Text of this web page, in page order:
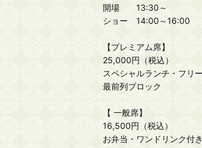
開場 13:30～
ショー 14:00～16:00
【プレミアム席】
25,000円（税込）
スペシャルランチ・フリ
最前列ブロック
【 一般席】
16,500円（税込）
お弁当・ワンドリンク付き